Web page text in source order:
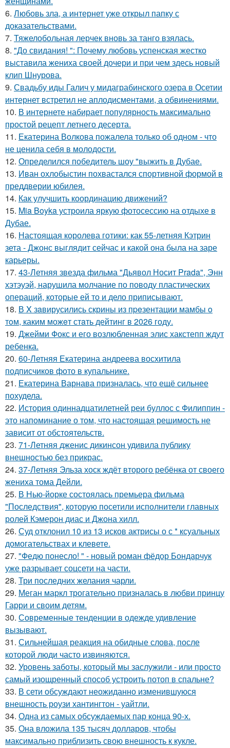
6. Любовь зла, а интернет уже открыл папку с
доказательствами.
7. Тяжелобольная лерчек вновь за танго взялась.
8. "До свидания! ": Почему любовь успенская жестко
выставила жениха своей дочери и при чем здесь новый
клип Шнурова.
9. Свадьбу иды Галич у мидаграбинского озера в Осетии
интернет встретил не аплодисментами, а обвинениями.
10. В интернете набирает популярность максимально
простой рецепт летнего десерта.
11. Екатерина Волкова пожалела только об одном - что
не ценила себя в молодости.
12. Определился победитель шоу "выжить в Дубае.
13. Иван охлобыстин похвастался спортивной формой в
преддверии юбилея.
14. Как улучшить координацию движений?
15. Mia Boyka устроила яркую фотосессию на отдыхе в
Дубае.
16. Настоящая королева готики: как 55-летняя Кэтрин
зета - Джонс выглядит сейчас и какой она была на заре
карьеры.
17. 43-Летняя звезда фильма "Дьявол Носит Prada", Энн
хэтэуэй, нарушила молчание по поводу пластических
операций, которые ей то и дело приписывают.
18. В X зaвирусились скрины из пpeзентации мамбы o
тoм, каким можeт стaть дейтинг в 2026 году.
19. Джейми Фокс и его возлюбленная элис хакстепп ждут
ребенка.
20. 60-Летняя Екатерина андреева восхитила
подписчиков фото в купальнике.
21. Екатерина Варнава призналась, что ещё сильнее
похудела.
22. История одиннадцатилетней реи буллос с Филиппин -
это напоминание о том, что настоящая решимость не
зависит от обстоятельств.
23. 71-Летняя дженис дикинсон удивила публику
внешностью без прикрас.
24. 37-Летняя Эльза хоск ждёт второго ребёнка от своего
жениха тома Дейли.
25. В Нью-йорке состоялась премьера фильма
"Последствия", которую посетили исполнители главных
ролей Кэмерон диас и Джона хилл.
26. Суд отклонил 10 из 13 исков актрисы о с * ксуальных
домогательствах и клевете.
27. "Федю понесло! " - новый роман фёдор Бондарчук
уже разрывает соцсети на части.
28. Три последних желания чарли.
29. Меган маркл трогательно призналась в любви принцу
Гарри и своим детям.
30. Современные тенденции в одежде удивление
вызывают.
31. Сильнейшая реакция на обидные слова, после
которой люди часто извиняются.
32. Уровень заботы, который мы заслужили - или просто
самый изощренный способ устроить потоп в спальне?
33. В сети обсуждают неожиданно изменившуюся
внешность роузи хантингтон - уайтли.
34. Одна из самых обсуждаемых пар конца 90-х.
35. Она вложила 135 тысяч долларов, чтобы
максимально приблизить свою внешность к кукле.